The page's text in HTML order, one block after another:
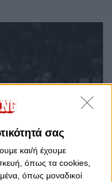
σας
και/ή έχουμε
όπως τα cookies,
όπως μοναδικοί